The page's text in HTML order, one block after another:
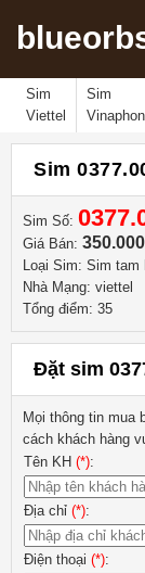
Sim
Viettel
Sim
Sim
Sim Số:
Giá Bán:
Loại Sim: Sim tam
Nhà Mạng: viettel
Tổng điểm: 35
Đặt sim
Mọi thông tin mua
cách khách hàng
Tên KH (*):
Địa chỉ (*):
Điện thoại (*):